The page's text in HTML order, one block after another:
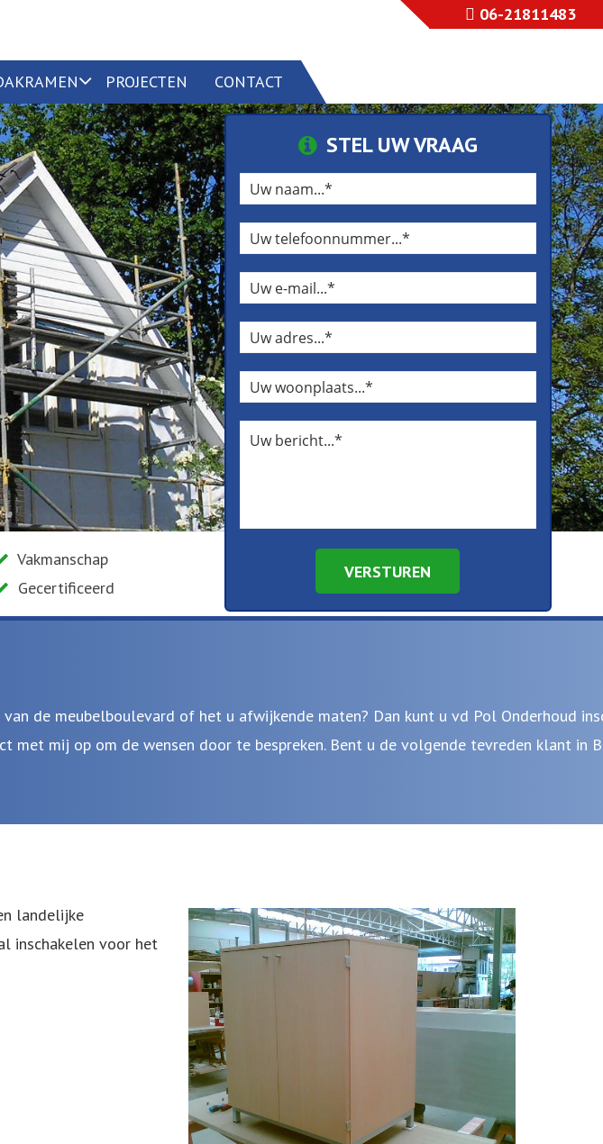
06-21811483
PROJECTEN CONTACT
STEL UW VRAAG
VERSTUREN
Vakmanschap
Gecertificeerd
de meubelboulevard of het u afwijkende maten? Dan kunt u vd Pol Onderhoud
met mij op om de wensen door te bespreken. Bent u de volgende tevreden klant in
landelijke
inschakelen voor het